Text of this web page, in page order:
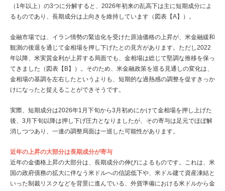
（1年以上）の3つに分解すると、2026年初来の乱高下は主に短期成分によ
るものであり、長期成分は上向きを維持しています（図表【A】）。
金融市場では、イラン情勢の緊迫化を受けた原油価格の上昇が、米金融緩和
観測の後退を通じて金相場を押し下げたとの見方があります。ただし2022
年以降、米実質金利が上昇する局面でも、金相場は総じて堅調な推移を保っ
てきました（図表【B】）。そのため、米金融政策を巡る見通しの変化は、
金相場の基調を左右したというよりも、短期的な過熱感の調整を促すきっか
けになったと捉えることができそうです。
実際、短期成分は2026年1月下旬から3月初めにかけて金相場を押し上げた
後、3月下旬以降は押し下げ圧力となりましたが、その寄与は足元でほぼ解
消しつつあり、一連の調整局面は一巡した可能性があります。
近年の上昇の大部分は長期成分が寄与
近年の金価格上昇の大部分は、長期成分の伸びによるものです。これは、米
国の政府債務の拡大に伴なう米ドルへの信認低下や、米ドル建て資産凍結と
いった制裁リスクなどを背景に進んでいる、外貨準備における米ドルから金